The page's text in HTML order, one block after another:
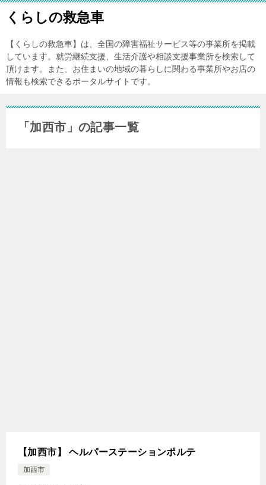
くらしの救急車
【くらしの救急車】は、全国の障害福祉サービス等の事業所を掲載
しています。就労継続支援、生活介護や相談支援事業所を検索して
頂けます。また、お住まいの地域の暮らしに関わる事業所やお店の
情報も検索できるポータルサイトです。
「加西市」の記事一覧
【加西市】 ヘルパーステーションポルテ
加西市